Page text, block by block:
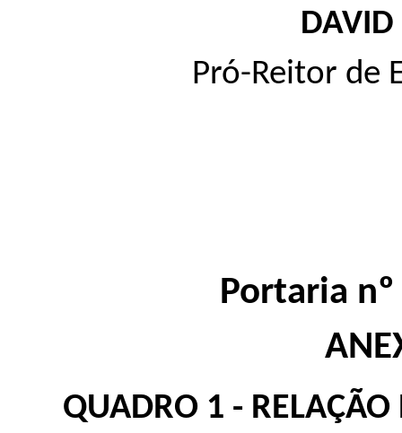
DAVID
Pró-Reitor de
Portaria nº
QUADRO 1 - RELAÇÃO